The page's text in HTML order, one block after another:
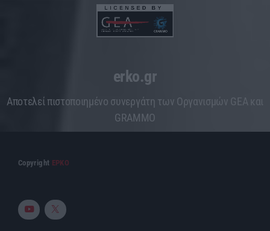
erko.gr
Aποτελεί πιστοποιημένο συνεργάτη των Οργανισμών GEA και
GRAMMO
Copyright ΕΡΚΟ